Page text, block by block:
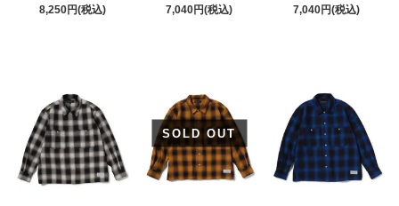
8,250円(税込)
7,040円(税込)
7,040円(税込)
SOLD OUT